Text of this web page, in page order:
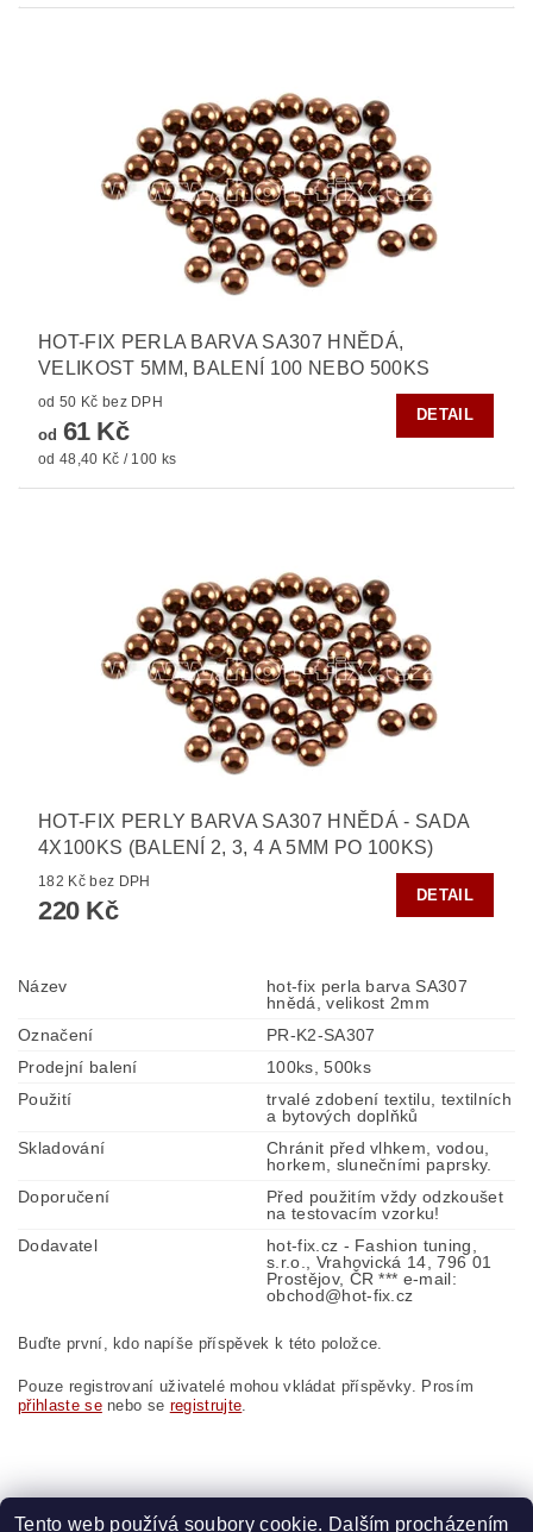
HOT-FIX PERLA BARVA SA307 HNĚDÁ,
VELIKOST 5MM, BALENÍ 100 NEBO 500KS
od 50 Kč bez DPH
od 61 Kč
od 48,40 Kč / 100 ks
DETAIL
HOT-FIX PERLY BARVA SA307 HNĚDÁ - SADA
4X100KS (BALENÍ 2, 3, 4 A 5MM PO 100KS)
182 Kč bez DPH
220 Kč
DETAIL
Název
hot-fix perla barva SA307
hnědá, velikost 2mm
Označení
PR-K2-SA307
Prodejní balení
100ks, 500ks
Použití
trvalé zdobení textilu, textilních
a bytových doplňků
Skladování
Chránit před vlhkem, vodou,
horkem, slunečními paprsky.
Doporučení
Před použitím vždy odzkoušet
na testovacím vzorku!
Dodavatel
hot-fix.cz - Fashion tuning,
s.r.o., Vrahovická 14, 796 01
Prostějov, ČR *** e-mail:
obchod@hot-fix.cz
Buďte první, kdo napíše příspěvek k této položce.
Pouze registrovaní uživatelé mohou vkládat příspěvky. Prosím
přihlaste senebo se registrujte
Tento web používá soubory cookie. Dalším procházením